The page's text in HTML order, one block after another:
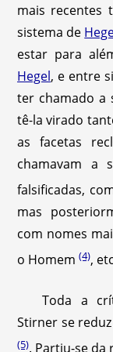
mais recentes
sistema de
estar para
Hegel, e entre
ter chamado a
tê-la virado
as facetas
chamavam a
falsificadas,
mas
com nomes
o Homem(4),
Toda a
Stirner se
(5)